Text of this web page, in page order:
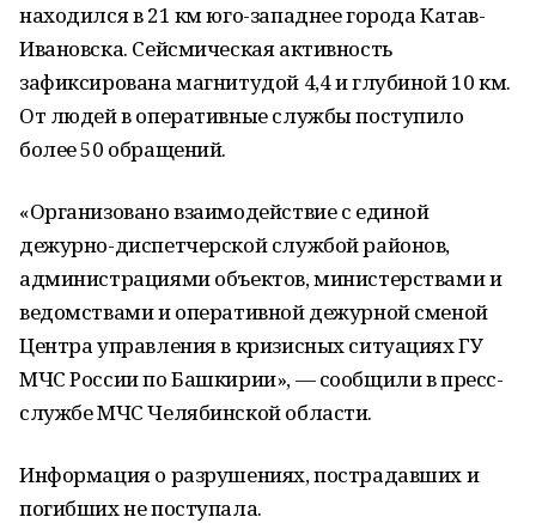
находился в 21 км юго-западнее города Катав-
Ивановска. Сейсмическая активность
зафиксирована магнитудой 4,4 и глубиной 10 км.
От людей в оперативные службы поступило
более 50 обращений.
«Организовано взаимодействие с единой
дежурно-диспетчерской службой районов,
администрациями объектов, министерствами и
ведомствами и оперативной дежурной сменой
Центра управления в кризисных ситуациях ГУ
МЧС России по Башкирии», — сообщили в пресс-
службе МЧС Челябинской области.
Информация о разрушениях, пострадавших и
погибших не поступала.